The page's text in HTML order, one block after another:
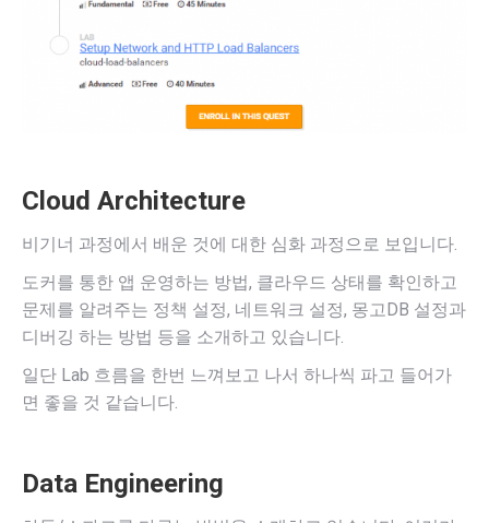
Cloud Architecture
비기너 과정에서 배운 것에 대한 심화 과정으로 보입니다.
도커를 통한 앱 운영하는 방법, 클라우드 상태를 확인하고
문제를 알려주는 정책 설정, 네트워크 설정, 몽고DB 설정과
디버깅 하는 방법 등을 소개하고 있습니다.
일단 Lab 흐름을 한번 느껴보고 나서 하나씩 파고 들어가
면 좋을 것 같습니다.
Data Engineering